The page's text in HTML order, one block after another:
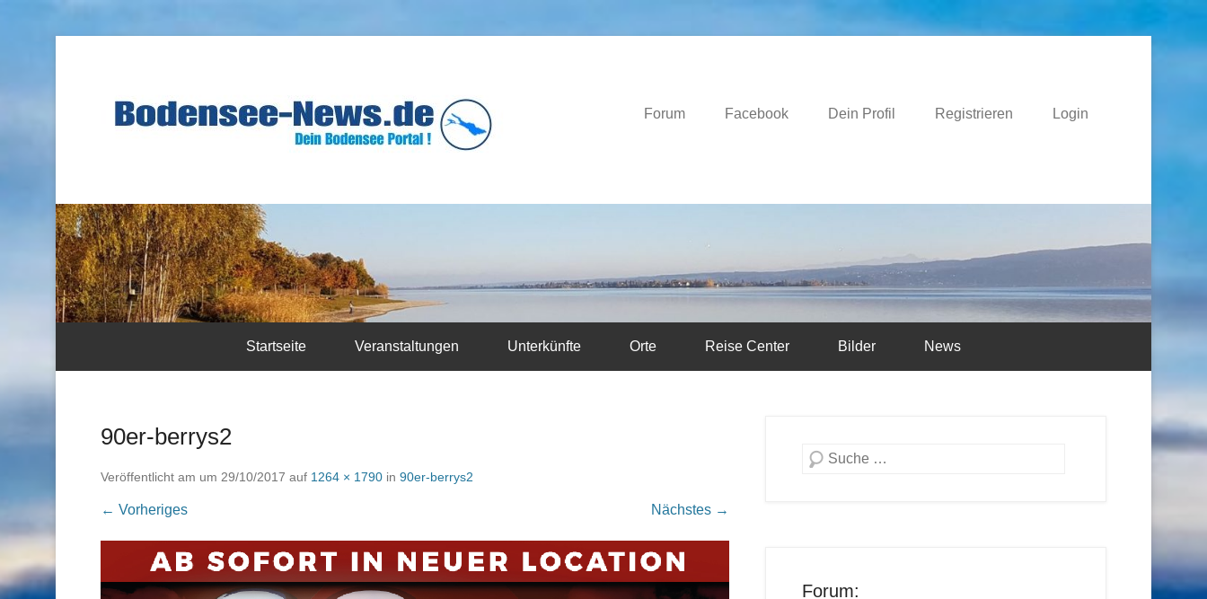
Forum Facebook Dein Profil Registrieren Login
Startseite Veranstaltungen Unterkünfte Orte Reise Center Bilder News
90er-berrys2
Veröffentlicht am um 29/10/2017 auf 1264 × 1790 in 90er-berrys2
← Vorheriges Nächstes →
Suchen
Forum: